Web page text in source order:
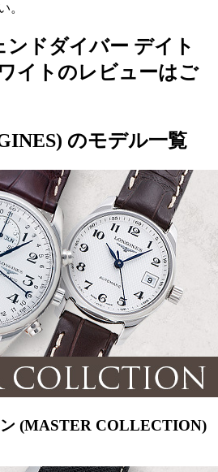
。
ンドダイバー デイト
イトのレビューはご
のモデル一覧
(MASTER COLLECTION)